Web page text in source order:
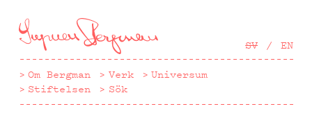
till
huvudinnehåll
SV EN
Om Bergman Verk
Universum
Stiftelsen
Sök